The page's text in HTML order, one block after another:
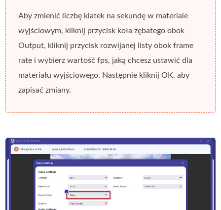
Aby zmienić liczbę klatek na sekundę w materiale
wyjściowym, kliknij przycisk koła zębatego obok
Output, kliknij przycisk rozwijanej listy obokframe
rate i wybierz wartość fps, jaką chcesz ustawić dla
materiału wyjściowego. Następnie kliknijOK, aby
zapisać zmiany.